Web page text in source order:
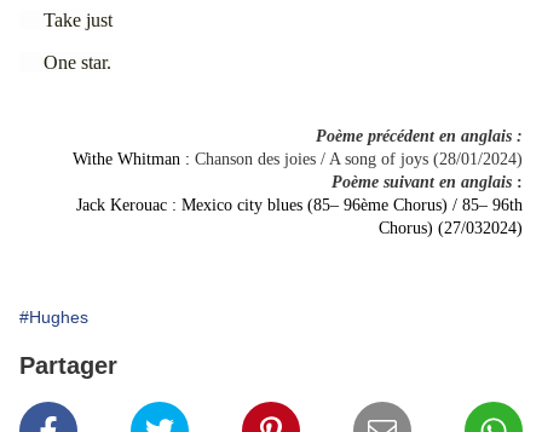
Take just
One star.
Poème précédent en anglais :
Withe Whitman : Chanson des joies / A song of joys (28/01/2024)
Poème suivant en anglais :
Jack Kerouac : Mexico city blues (85– 96ème Chorus) / 85– 96th
Chorus) (27/032024)
#Hughes
Partager